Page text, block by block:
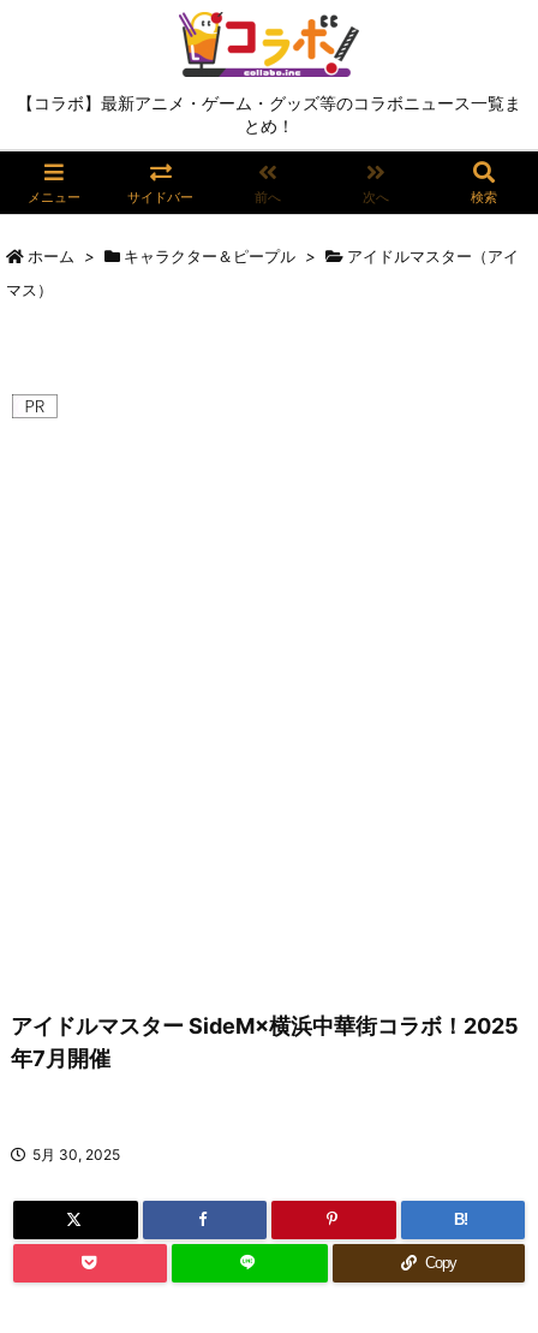
【コラボ】最新アニメ・ゲーム・グッズ等のコラボニュース一覧ま
とめ！
メニュー サイドバー 前へ 次へ 検索
ホーム > キャラクター＆ピープル >
アイドルマスター（アイ
マス）
アイドルマスター SideM×横浜中華街コラボ！2025
年7月開催
5月 30, 2025
B!
Copy